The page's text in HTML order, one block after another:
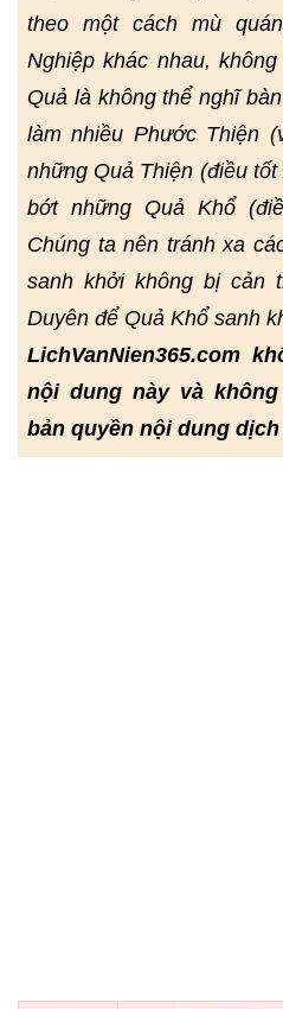
theo một cách mù
Nghiệp khác nhau,
Quả là không thể nghĩ
làm nhiều Phước Thiện
những Quả Thiện (điều
bớt những Quả Khổ
Chúng ta nên tránh xa
sanh khởi không bị cản
Duyên để Quả Khổ sanh
LichVanNien365.com
nội dung này và
bản quyền nội dung dịch